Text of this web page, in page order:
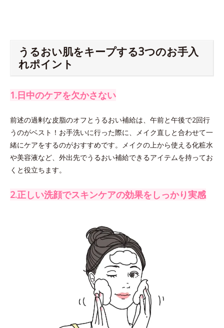
うるおい肌をキープする3つのお手入
れポイント
1.日中のケアを欠かさない
前述の過剰な皮脂のオフとうるおい補給は、午前と午後で2回行
うのがベスト！お手洗いに行った際に、メイク直しと合わせて一
緒にケアをするのがおすすめです。メイクの上から使える化粧水
や美容液など、外出先でうるおい補給できるアイテムを持ってお
くと役立ちます。
2.正しい洗顔でスキンケアの効果をしっかり実感